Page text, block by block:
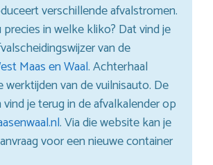
verschillende afvalstromen.
in welke kliko? Dat vind je
van de
Maas en Waal. Achterhaal
werktijden van de vuilnisauto. De
je terug in de afvalkalender op
. Via die website kan je
voor een nieuwe container